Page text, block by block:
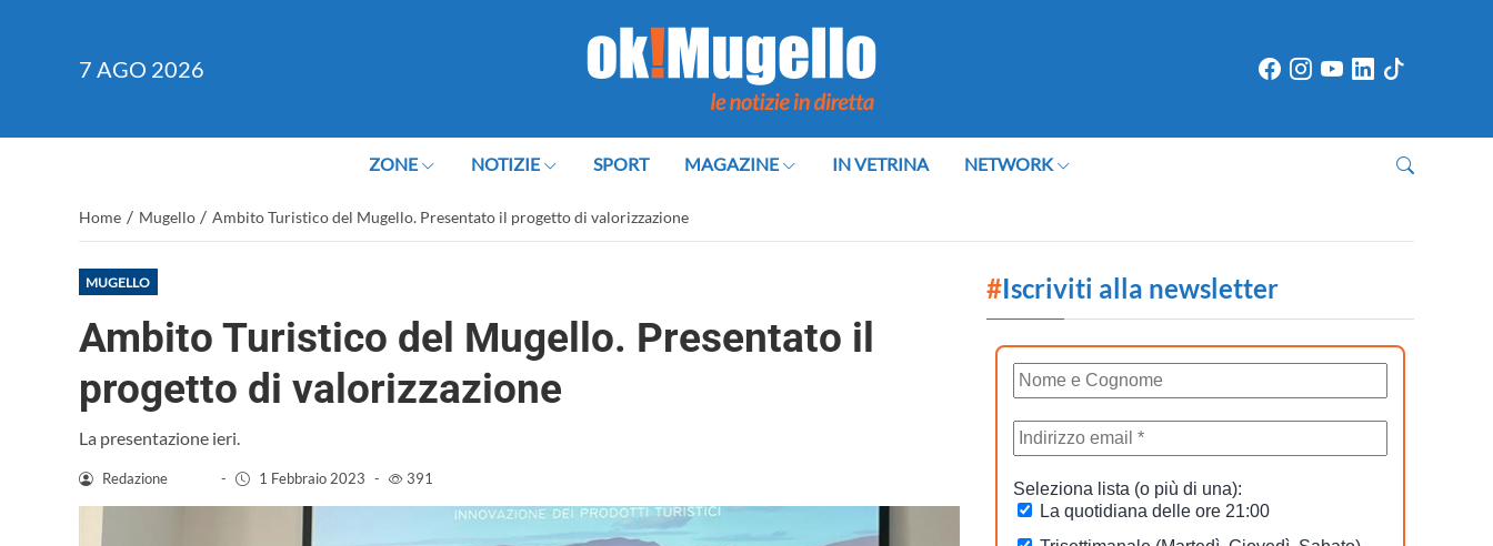
7 AGO 2026
ZONE NOTIZIE SPORT MAGAZINE IN VETRINA NETWORK
Home / Mugello / Ambito Turistico del Mugello. Presentato il progetto di valorizzazione
MUGELLO
Ambito Turistico del Mugello. Presentato il
progetto di valorizzazione
La presentazione ieri.
Redazione - 1 Febbraio 2023 - 391
#Iscriviti alla newsletter